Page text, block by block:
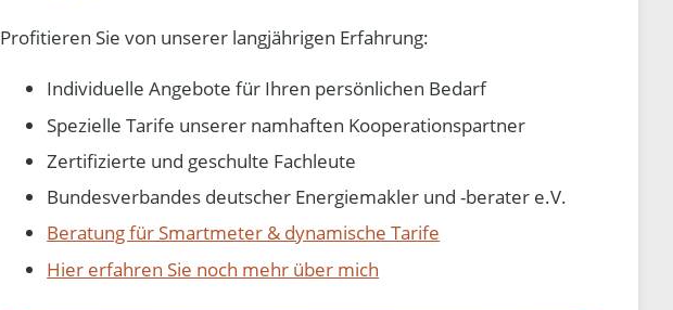
Profitieren Sie von unserer langjährigen Erfahrung:
Individuelle Angebote für Ihren persönlichen Bedarf
Spezielle Tarife unserer namhaften Kooperationspartner
Zertifizierte und geschulte Fachleute
Bundesverbandes deutscher Energiemakler und -berater e.V.
Beratung für Smartmeter & dynamische Tarife
Hier erfahren Sie noch mehr über mich